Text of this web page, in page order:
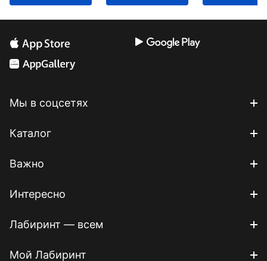
Мы в соцсетях
Каталог
Важно
Интересно
Лабиринт — всем
Мой Лабиринт